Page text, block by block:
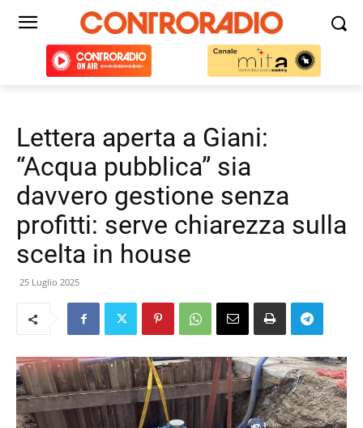
Lettera aperta a Giani:
“Acqua pubblica” sia
davvero gestione senza
profitti: serve chiarezza sulla
scelta in house
25 Luglio 2025